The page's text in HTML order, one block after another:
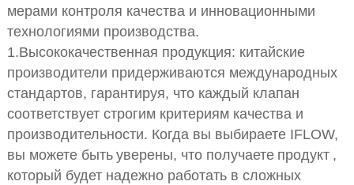
мерами контроля качества и инновационными
технологиями производства.
1.Высококачественная продукция: китайские
производители придерживаются международных
стандартов, гарантируя, что каждый клапан
соответствует строгим критериям качества и
производительности. Когда вы выбираете IFLOW,
вы можете быть уверены, что получаете продукт ,
который будет надежно работать в сложных